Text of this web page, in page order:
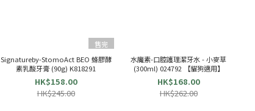
售完
Signatureby-StomoAct BEO 蜂膠酵
素乳酸牙膏 (90g) K818291
HK$158.00
HK$245.00
水魔素-口腔護理潔牙水 - 小麥草
(300ml) 024792 【貓狗適用】
HK$168.00
HK$262.00